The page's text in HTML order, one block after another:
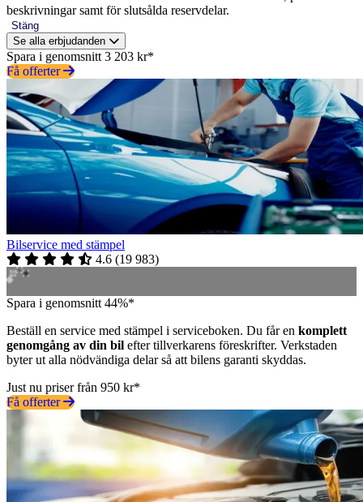
beskrivningar samt för slutsålda reservdelar.
Stäng
Se alla erbjudanden
Spara i genomsnitt 3 203 kr*
Få offerter
Bilservice med stämpel
4.6 (19 983)
Spara i genomsnitt 44%*
Beställ en service med stämpel i serviceboken. Du får en komplett
genomgång av din bil efter tillverkarens föreskrifter. Verkstaden
byter ut alla nödvändiga delar så att bilens garanti skyddas.
Just nu priser från 950 kr*
Få offerter